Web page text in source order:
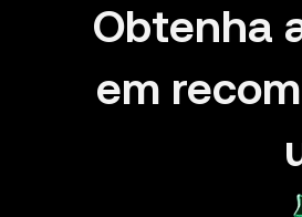
Obtenha
em